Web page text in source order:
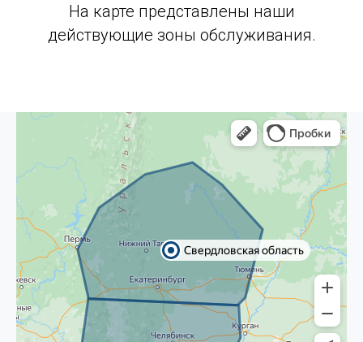
На карте представлены наши
действующие зоны обслуживания.